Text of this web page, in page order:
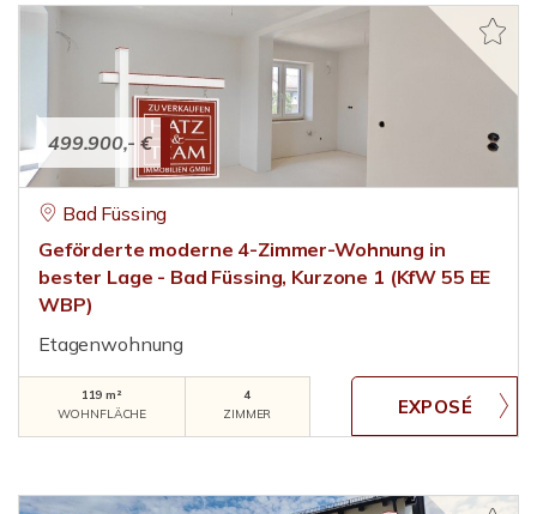
499.900,- €
Bad Füssing
Geförderte moderne 4-Zimmer-Wohnung in
bester Lage - Bad Füssing, Kurzone 1 (KfW 55 EE
WBP)
Etagenwohnung
119 m²
WOHNFLÄCHE
4
ZIMMER